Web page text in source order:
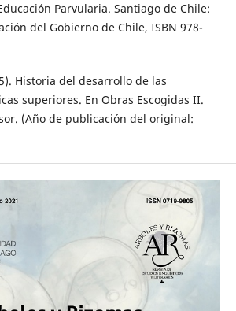
Parvularia. Santiago de Chile:
del Gobierno de Chile, ISBN 978-
Historia del desarrollo de las
superiores. En Obras Escogidas II.
(Año de publicación del original: